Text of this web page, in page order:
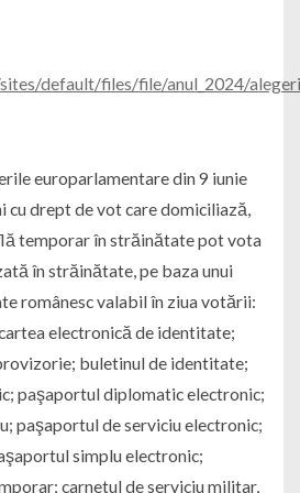
default/files/file/anul_2024/
europarlamentare din 9 iunie
cu drept de vot care domiciliază,
temporar în străinătate pot vota
în străinătate, pe baza unui
românesc valabil în ziua votării:
electronică de identitate;
buletinul de identitate;
paşaportul diplomatic electronic;
paşaportul de serviciu electronic;
simplu electronic;
carnetul de serviciu militar,